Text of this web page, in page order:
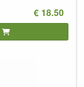
€ 18.50